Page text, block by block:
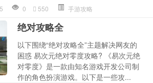
0 550 手游攻略
绝对攻略全
以下围绕“绝对攻略全”主题解决网友的
困惑 易次元绝对零度攻略? 《易次元绝
对零度》是一款由知名游戏开发公司制
作的角色扮演游戏。以下是一些攻...